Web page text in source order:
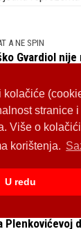
kolačiće
stranice
Više o
korištenja.
U redu
VATRENIH I
Luke
BiH
zastupa i
i
A NE SPIN
Gvardiol
u Kerestincu
da je